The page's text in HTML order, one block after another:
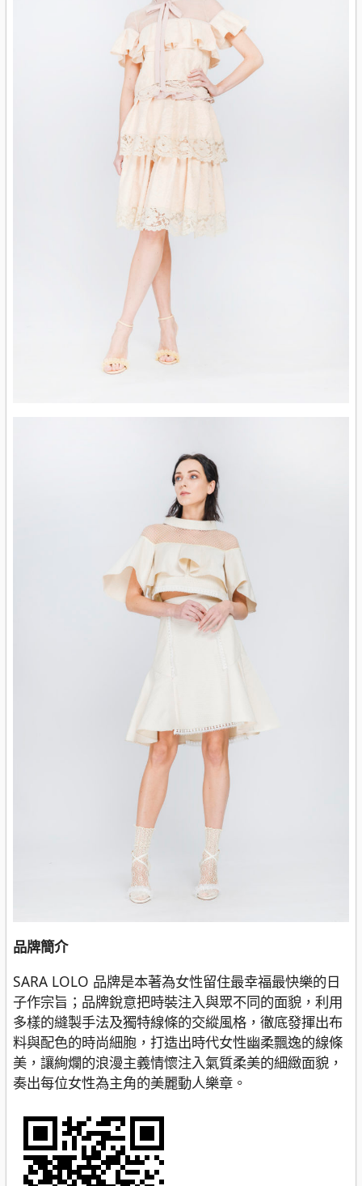
品牌簡介
SARA LOLO 品牌是本著為女性留住最幸福最快樂的日
子作宗旨；品牌銳意把時裝注入與眾不同的面貌，利用
多樣的縫製手法及獨特線條的交縱風格，徹底發揮出布
料與配色的時尚細胞，打造出時代女性幽柔飄逸的線條
美，讓絢爛的浪漫主義情懷注入氣質柔美的細緻面貌，
奏出每位女性為主角的美麗動人樂章。